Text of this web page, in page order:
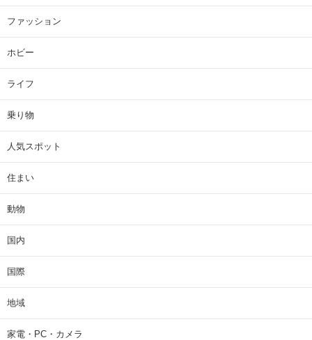
ファッション
ホビー
ライフ
乗り物
人気スポット
住まい
動物
国内
国際
地域
家電・PC・カメラ